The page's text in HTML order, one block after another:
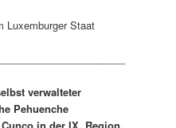
Luxemburger Staat
verwalteter
Pehuenche